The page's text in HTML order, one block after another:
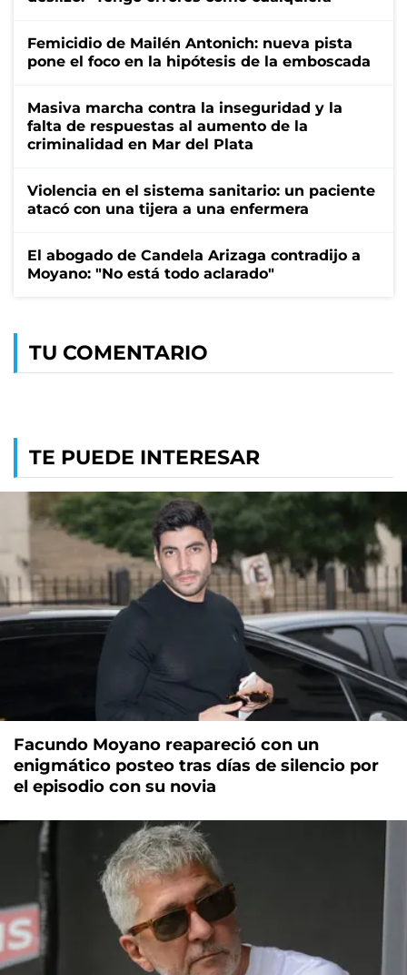
Femicidio de Mailén Antonich: nueva pista
pone el foco en la hipótesis de la emboscada
Masiva marcha contra la inseguridad y la
falta de respuestas al aumento de la
criminalidad en Mar del Plata
Violencia en el sistema sanitario: un paciente
atacó con una tijera a una enfermera
El abogado de Candela Arizaga contradijo a
Moyano: "No está todo aclarado"
TU COMENTARIO
TE PUEDE INTERESAR
Facundo Moyano reapareció con un
enigmático posteo tras días de silencio por
el episodio con su novia